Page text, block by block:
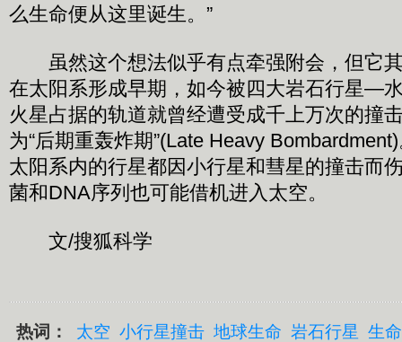
么生命便从这里诞生。”
虽然这个想法似乎有点牵强附会，但它
在太阳系形成早期，如今被四大岩石行星—
火星占据的轨道就曾经遭受成千上万次的撞
为“后期重轰炸期”(Late Heavy
太阳系内的行星都因小行星和彗星的撞击而
菌和DNA序列也可能借机进入太空。
文/搜狐科学
热词： 太空 小行星撞击 地球生命 岩石行星 生